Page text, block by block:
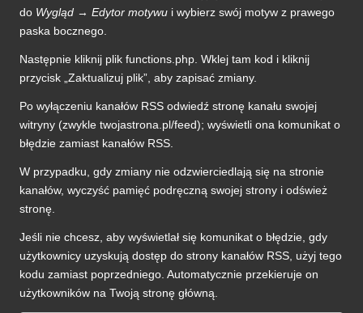
do Wygląd → Edytor motywu i wybierz swój motyw z prawego
paska bocznego.
Następnie kliknij plik functions.php. Wklej tam kod i kliknij
przycisk „Zaktualizuj plik”, aby zapisać zmiany.
Po wyłączeniu kanałów RSS odwiedź stronę kanału swojej
witryny (zwykle twojastrona.pl/feed); wyświetli ona komunikat o
błędzie zamiast kanałów RSS.
W przypadku, gdy zmiany nie odzwierciedlają się na stronie
kanałów, wyczyść pamięć podręczną swojej strony i odśwież
stronę.
Jeśli nie chcesz, aby wyświetlał się komunikat o błędzie, gdy
użytkownicy uzyskują dostęp do strony kanałów RSS, użyj tego
kodu zamiast poprzedniego. Automatycznie przekieruje on
użytkowników na Twoją stronę główną.